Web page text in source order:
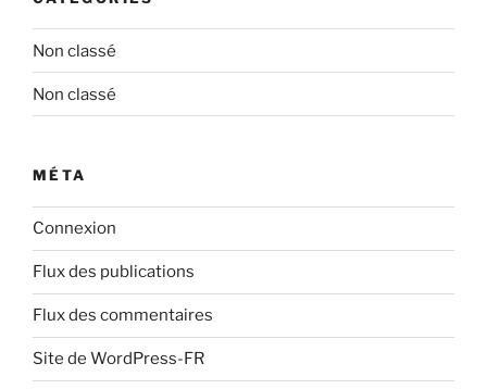
Non classé
Non classé
MÉTA
Connexion
Flux des publications
Flux des commentaires
Site de WordPress-FR